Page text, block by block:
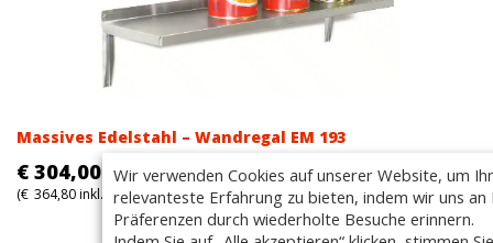
Massives Edelstahl – Wandregal EM 193
€ 304,00
(€ 364,80inkl. MwSt.)
Wir verwenden Cookies auf unserer Website, um
relevanteste Erfahrung zu bieten, indem wir uns an
Präferenzen durch wiederholte Besuche erinnern.